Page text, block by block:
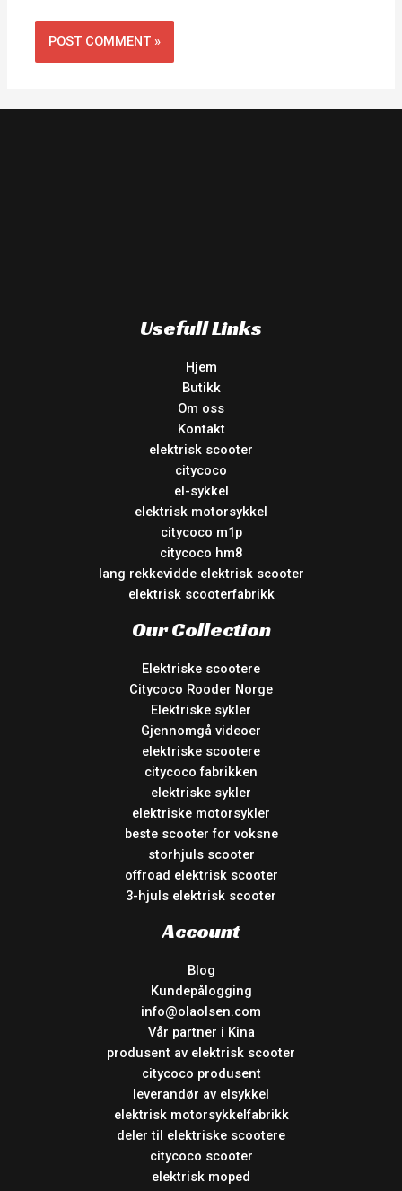
Usefull Links
Hjem
Butikk
Om oss
Kontakt
elektrisk scooter
citycoco
el-sykkel
elektrisk motorsykkel
citycoco m1p
citycoco hm8
lang rekkevidde elektrisk scooter
elektrisk scooterfabrikk
Our Collection
Elektriske scootere
Citycoco Rooder Norge
Elektriske sykler
Gjennomgå videoer
elektriske scootere
citycoco fabrikken
elektriske sykler
elektriske motorsykler
beste scooter for voksne
storhjuls scooter
offroad elektrisk scooter
3-hjuls elektrisk scooter
Account
Blog
Kundepålogging
info@olaolsen.com
Vår partner i Kina
produsent av elektrisk scooter
citycoco produsent
leverandør av elsykkel
elektrisk motorsykkelfabrikk
deler til elektriske scootere
citycoco scooter
elektrisk moped